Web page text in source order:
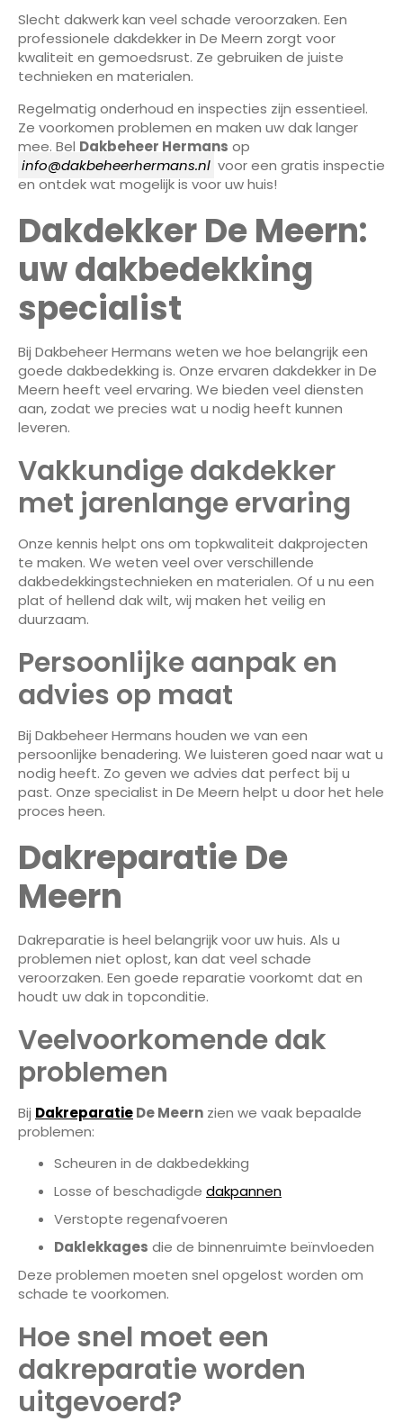
Slecht dakwerk kan veel schade veroorzaken. Een
professionele dakdekker in De Meern zorgt voor
kwaliteit en gemoedsrust. Ze gebruiken de juiste
technieken en materialen.
Regelmatig onderhoud en inspecties zijn essentieel.
Ze voorkomen problemen en maken uw dak langer
mee. Bel Dakbeheer Hermans op
info@dakbeheerhermans.nl voor een gratis inspectie
en ontdek wat mogelijk is voor uw huis!
Dakdekker De Meern:
uw dakbedekking
specialist
Bij Dakbeheer Hermans weten we hoe belangrijk een
goede dakbedekking is. Onze ervaren dakdekker in De
Meern heeft veel ervaring. We bieden veel diensten
aan, zodat we precies wat u nodig heeft kunnen
leveren.
Vakkundige dakdekker
met jarenlange ervaring
Onze kennis helpt ons om topkwaliteit dakprojecten
te maken. We weten veel over verschillende
dakbedekkingstechnieken en materialen. Of u nu een
plat of hellend dak wilt, wij maken het veilig en
duurzaam.
Persoonlijke aanpak en
advies op maat
Bij Dakbeheer Hermans houden we van een
persoonlijke benadering. We luisteren goed naar wat u
nodig heeft. Zo geven we advies dat perfect bij u
past. Onze specialist in De Meern helpt u door het hele
proces heen.
Dakreparatie De
Meern
Dakreparatie is heel belangrijk voor uw huis. Als u
problemen niet oplost, kan dat veel schade
veroorzaken. Een goede reparatie voorkomt dat en
houdt uw dak in topconditie.
Veelvoorkomende dak
problemen
Bij DakreparatieDe Meern zien we vaak bepaalde
problemen:
Scheuren in de dakbedekking
Losse of beschadigde dakpannen
Verstopte regenafvoeren
Daklekkages die de binnenruimte beïnvloeden
Deze problemen moeten snel opgelost worden om
schade te voorkomen.
Hoe snel moet een
dakreparatie worden
uitgevoerd?